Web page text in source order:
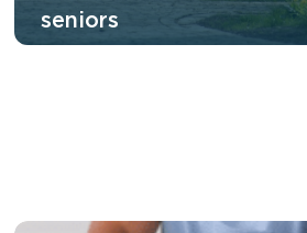
seniors